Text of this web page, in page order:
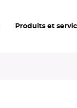
Produits et